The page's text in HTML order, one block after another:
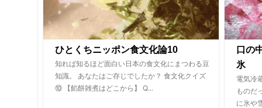
ひとくちニッポン食文化論10
知れば知るほど面白い日本の食文化にまつわる豆
知識。 あなたはご存じでしたか？ 食文化クイズ
⑩ 【餡餅雑煮はどこから】 Q…
口の
氷
電気冷
ものだ
に氷や